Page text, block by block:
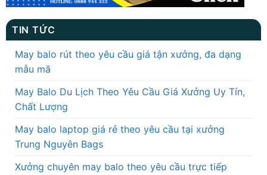
TIN TỨC
May balo rút theo yêu cầu giá tận xưởng, đa dạng
mẫu mã
May Balo Du Lịch Theo Yêu Cầu Giá Xưởng Uy Tín,
Chất Lượng
May balo laptop giá rẻ theo yêu cầu tại xưởng
Trung Nguyên Bags
Xưởng chuyên may balo theo yêu cầu trực tiếp